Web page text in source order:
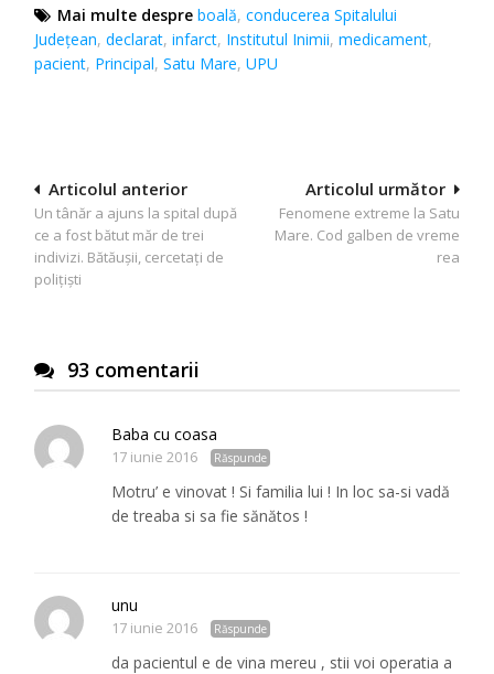
Mai multe despre boală,conducerea Spitalului
Județean,declarat,infarct, Institutul Inimii,medicament,
pacient, Principal,Satu Mare,UPU
Navigare
în
articole
Articolul următor
Fenomene extreme la Satu
Mare. Cod galben de vreme
rea
Articolul anterior
Un tânăr a ajuns la spital după
ce a fost bătut măr de trei
indivizi. Bătăușii, cercetați de
polițiști
93 comentarii
Baba cu coasa
17 iunie 2016 Răspunde
Motru’ e vinovat ! Si familia lui ! In loc sa-si vadă
de treaba si sa fie sănătos !
unu
17 iunie 2016 Răspunde
da pacientul e de vina mereu , stii voi operatia a